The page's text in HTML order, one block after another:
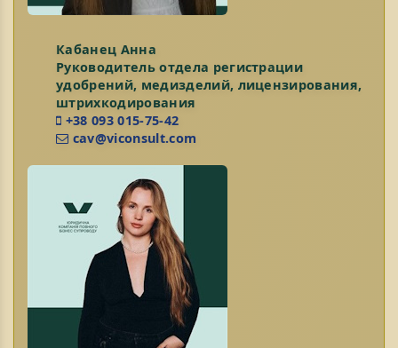
Кабанец Анна
Руководитель отдела регистрации
удобрений, медизделий, лицензирования,
штрихкодирования
+38 093 015-75-42
cav@viconsult.com